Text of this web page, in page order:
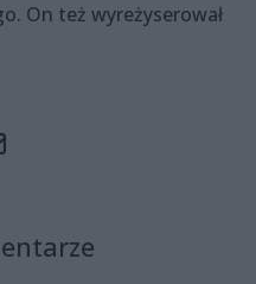
On też wyreżyserował